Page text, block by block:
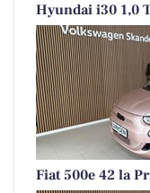
Hyundai i30 1,0
Fiat 500e 42 la